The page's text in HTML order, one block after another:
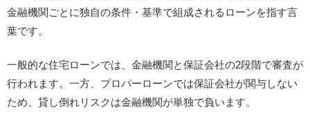
金融機関ごとに独自の条件・基準で組成されるローンを指す言
葉です。
一般的な住宅ローンでは、金融機関と保証会社の2段階で審査が
行われます。一方、プロパーローンでは保証会社が関与しない
ため、貸し倒れリスクは金融機関が単独で負います。